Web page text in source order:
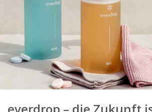
everdrop – die Zukunft